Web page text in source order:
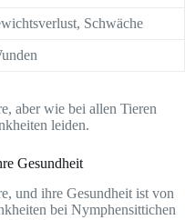
Schwäche
aber wie bei allen Tieren
leiden.
Gesundheit
und ihre Gesundheit ist von
bei Nymphensittichen